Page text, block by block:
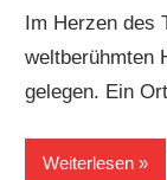
Im Herzen des
weltberühmten
gelegen. Ein
Weiterlesen